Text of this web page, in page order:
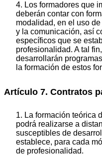
4. Los formadores que
deberán contar con
modalidad, en el uso
y la comunicación, así
específicos que se
profesionalidad. A tal
desarrollarán
la formación de estos
Artículo 7. Contratos
1. La formación teórica
podrá realizarse a
susceptibles de
establece, para cada
de profesionalidad.